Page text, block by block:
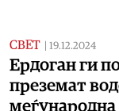
СВЕТ 19.12.2024
Ердоган ги
преземат
меѓународна